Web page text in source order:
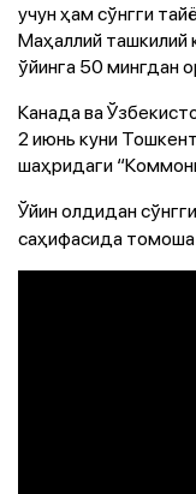
учун ҳам сўнгги
Маҳаллий ташкилий
ўйинга 50 мингдан
Канада ва
2 июнь куни
шаҳридаги
Ўйин олдидан
саҳифасида томоша